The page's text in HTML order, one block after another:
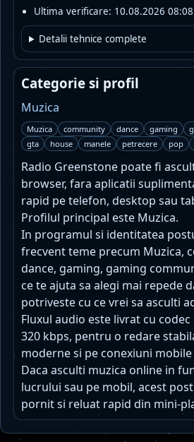
Ultima verificare: 10.08.2026 08:08
Detalii tehnice complete
Categorie si profil
Muzica
Muzica community dance gaming
gta
house manele petrecere pop
Radio Greenstone poate fi
browser, fara aplicatii
rapid pe telefon, desktop sau
Profilul principal este Muzica.
In programul si identitatea
frecvent teme precum Muzica,
dance, gaming, gaming
ce te ajuta sa alegi mai repede
potriveste cu ce vrei sa asculti
Fluxul audio este livrat cu
320 kbps, pentru o redare
moderne si pe conexiuni
Daca asculti muzica online in
lucrului sau pe mobil, acest
pornit si reluat rapid din mini-